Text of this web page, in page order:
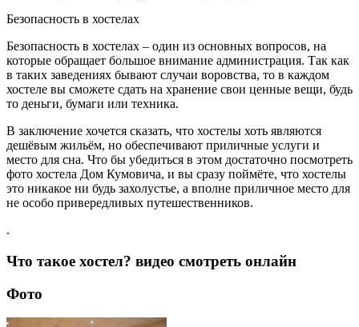
Безопасность в хостелах
Безопасность в хостелах – один из основных вопросов, на
которые обращает большое внимание администрация. Так как
в таких заведениях бывают случаи воровства, то в каждом
хостеле вы сможете сдать на хранение свои ценные вещи, будь
то деньги, бумаги или техника.
В заключение хочется сказать, что хостелы хоть являются
дешёвым жильём, но обеспечивают приличные услуги и
место для сна. Что бы убедиться в этом достаточно посмотреть
фото хостела Дом Кумовича, и вы сразу поймёте, что хостелы
это никакое ни будь захолустье, а вполне приличное место для
не особо привередливых путешественников.
.
Что такое хостел? видео смотреть онлайн
Фото